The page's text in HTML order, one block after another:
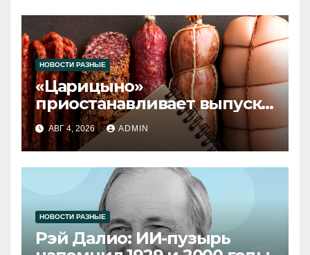
НОВОСТИ РАЗНЫЕ
«Царицыно»
приостанавливает выпуск
продукции
АВГ 4, 2026 ADMIN
НОВОСТИ РАЗНЫЕ
Рэй Далио: ИИ-пузырь